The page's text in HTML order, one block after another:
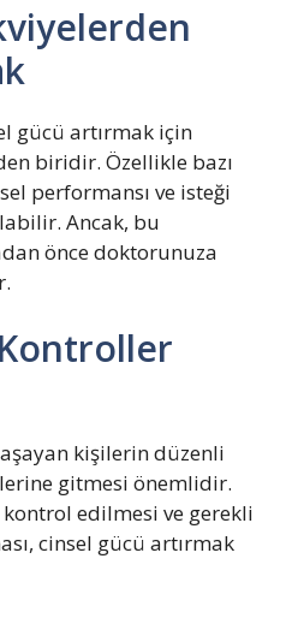
gücü artırmak için
biridir. Özellikle bazı
performansı ve isteği
Ancak, bu
önce doktorunuza
kişilerin düzenli
gitmesi önemlidir.
edilmesi ve gerekli
cinsel gücü artırmak